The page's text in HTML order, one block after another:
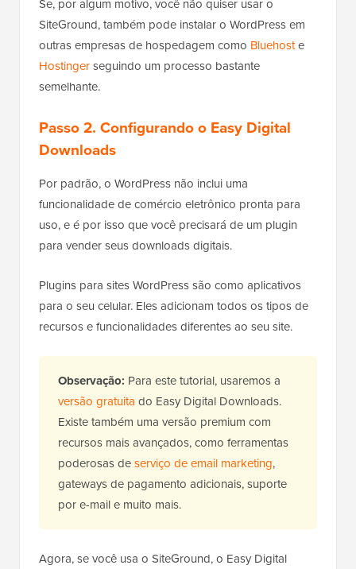
Se, por algum motivo, você não quiser usar o
SiteGround, também pode instalar o WordPress em
outras empresas de hospedagem como Bluehoste
Hostingerseguindo um processo bastante
semelhante.
Passo 2. Configurando o Easy Digital
Downloads
Por padrão, o WordPress não inclui uma
funcionalidade de comércio eletrônico pronta para
uso, e é por isso que você precisará de um plugin
para vender seus downloads digitais.
Plugins para sites WordPress são como aplicativos
para o seu celular. Eles adicionam todos os tipos de
recursos e funcionalidades diferentes ao seu site.
Observação: Para este tutorial, usaremos a
versão gratuita do Easy Digital Downloads.
Existe também uma versão premium com
recursos mais avançados, como ferramentas
poderosas deserviço de email marketing,
gateways de pagamento adicionais, suporte
por e-mail e muito mais.
Agora, se você usa o SiteGround, o Easy Digital